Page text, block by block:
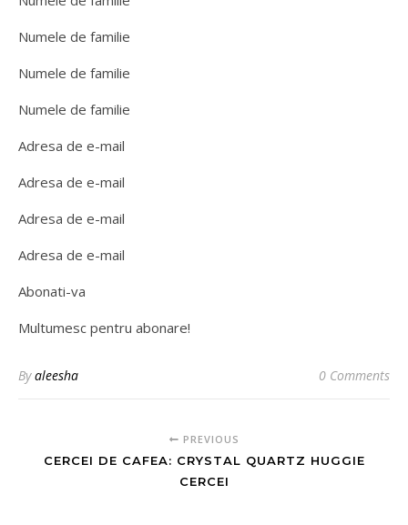
Numele de familie
Numele de familie
Numele de familie
Adresa de e-mail
Adresa de e-mail
Adresa de e-mail
Adresa de e-mail
Abonati-va
Multumesc pentru abonare!
Byaleesha 0 Comments
PREVIOUS
CERCEI DE CAFEA: CRYSTAL QUARTZ HUGGIE
CERCEI